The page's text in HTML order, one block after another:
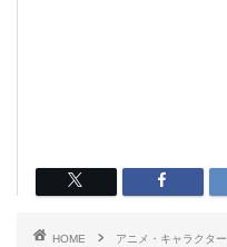
HOME アニメ・キャラクター